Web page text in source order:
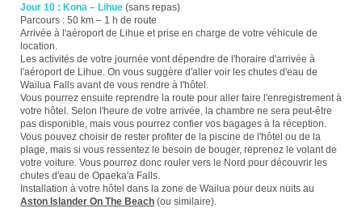
Jour 10 : Kona – Lihue (sans repas)
Parcours : 50 km – 1 h de route
Arrivée à l'aéroport de Lihue et prise en charge de votre véhicule de
location.
Les activités de votre journée vont dépendre de l'horaire d'arrivée à
l'aéroport de Lihue. On vous suggère d'aller voir les chutes d'eau de
Wailua Falls avant de vous rendre à l'hôtel.
Vous pourrez ensuite reprendre la route pour aller faire l'enregistrement à
votre hôtel. Selon l'heure de votre arrivée, la chambre ne sera peut-être
pas disponible, mais vous pourrez confier vos bagages à la réception.
Vous pouvez choisir de rester profiter de la piscine de l'hôtel ou de la
plage, mais si vous ressentez le besoin de bouger, reprenez le volant de
votre voiture. Vous pourrez donc rouler vers le Nord pour découvrir les
chutes d'eau de Opaeka'a Falls.
Installation à votre hôtel dans la zone de Wailua pour deux nuits au
Aston Islander On The Beach (ou similaire).